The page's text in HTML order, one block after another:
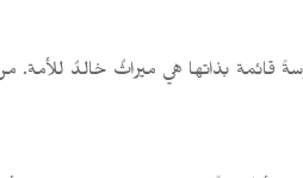
قائمة بذاتها هي ميراثٌ خالدٌ للأمة.